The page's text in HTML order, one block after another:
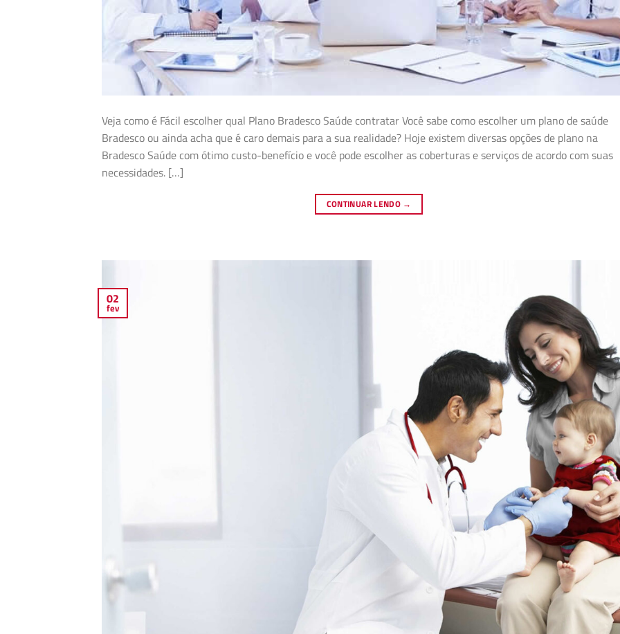
Veja como é Fácil escolher qual Plano Bradesco Saúde contratar Você sabe como escolher um plano de saúde
Bradesco ou ainda acha que é caro demais para a sua realidade? Hoje existem diversas opções de plano na
Bradesco Saúde com ótimo custo-benefício e você pode escolher as coberturas e serviços de acordo com suas
necessidades. […]
CONTINUAR LENDO →
02
fev